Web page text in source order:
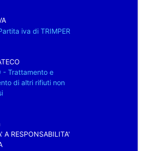
iva di TRIMPER
- Trattamento e
di altri rifiuti non
A RESPONSABILITA'